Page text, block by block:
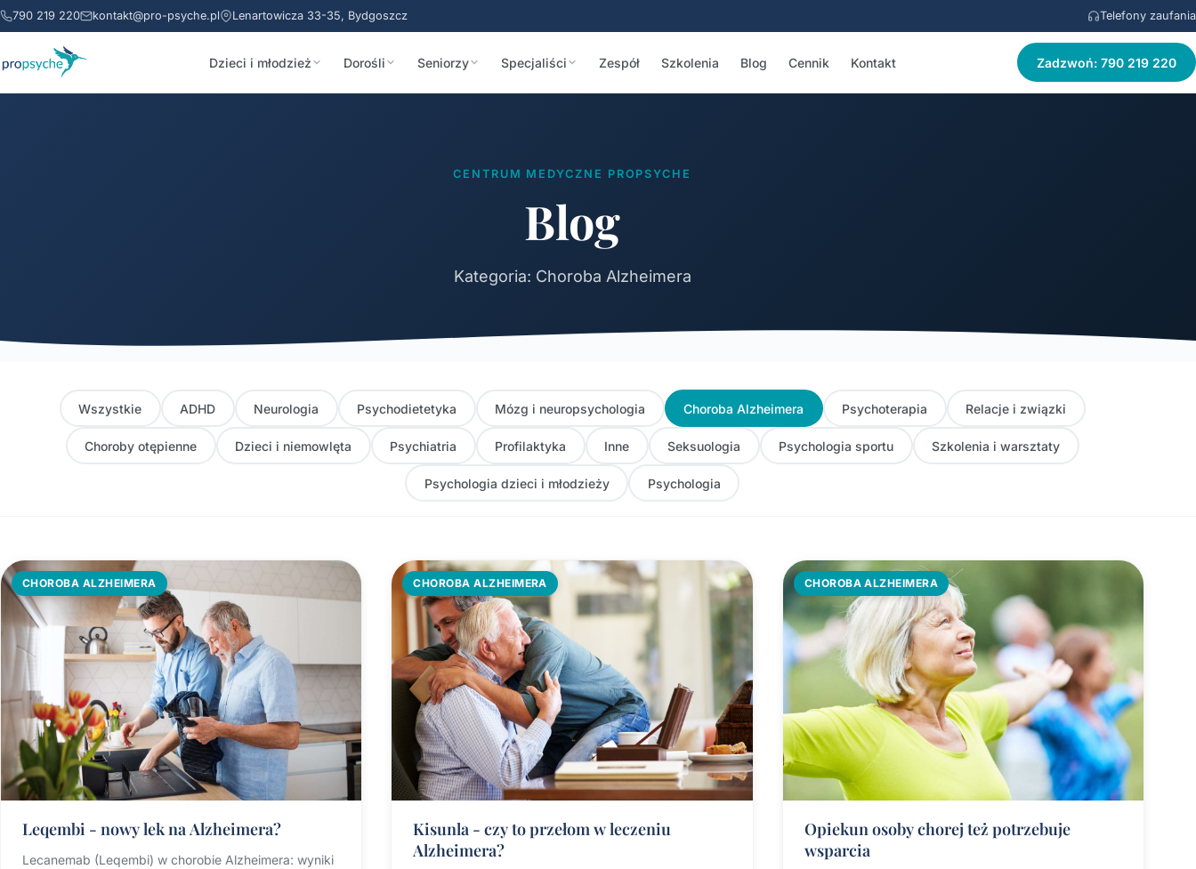
790 219 220 kontakt@pro-psyche.pl Lenartowicza 33-35, Bydgoszcz Telefony zaufania
Dzieci i młodzież Dorośli Seniorzy Specjaliści Zespół Szkolenia Blog Cennik Kontakt Zadzwoń: 790 219 220
CENTRUM MEDYCZNE PROPSYCHE
Blog
Kategoria: Choroba Alzheimera
Wszystkie ADHD Neurologia Psychodietetyka Mózg i neuropsychologia Choroba Alzheimera Psychoterapia Relacje i związki
Choroby otępienne Dzieci i niemowlęta Psychiatria Profilaktyka Inne Seksuologia Psychologia sportu Szkolenia i warsztaty
Psychologia dzieci i młodzieży Psychologia
CHOROBA ALZHEIMERA
Leqembi - nowy lek na Alzheimera?
Lecanemab (Leqembi) w chorobie Alzheimera: wyniki
CHOROBA ALZHEIMERA
Kisunla - czy to przełom w leczeniu
Alzheimera?
CHOROBA ALZHEIMERA
Opiekun osoby chorej też potrzebuje
wsparcia